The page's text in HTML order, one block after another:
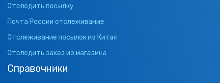
Отследить посылку
Почта России отслеживание
Отслеживание посылок из Китая
Отследить заказ из магазина
Справочники